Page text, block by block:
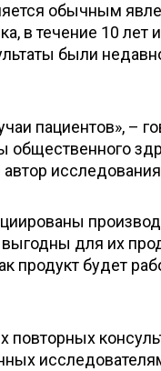
обычным
в течение 10
были
пациентов», –
для их
продукт будет